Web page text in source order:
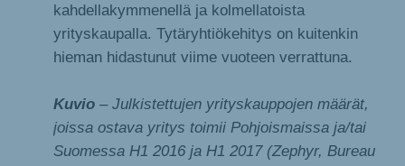
kahdellakymmenellä ja kolmellatoista
yrityskaupalla. Tytäryhtiökehitys on kuitenkin
hieman hidastunut viime vuoteen verrattuna.
Kuvio – Julkistettujen yrityskauppojen määrät,
joissa ostava yritys toimii Pohjoismaissa ja/tai
Suomessa H1 2016 ja H1 2017 (Zephyr, Bureau